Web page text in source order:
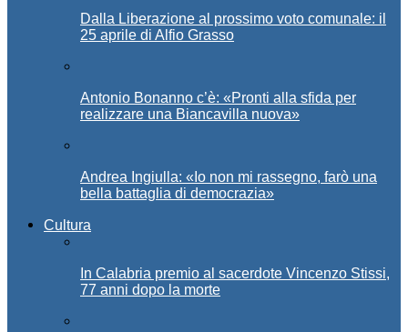
Dalla Liberazione al prossimo voto comunale: il
25 aprile di Alfio Grasso
Antonio Bonanno c’è: «Pronti alla sfida per
realizzare una Biancavilla nuova»
Andrea Ingiulla: «Io non mi rassegno, farò una
bella battaglia di democrazia»
Cultura
In Calabria premio al sacerdote Vincenzo Stissi,
77 anni dopo la morte